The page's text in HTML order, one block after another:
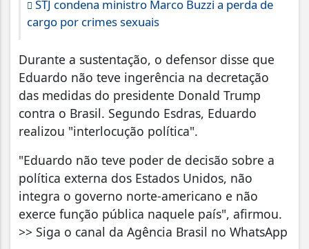
STJ condena ministro Marco Buzzi a perda de
cargo por crimes sexuais
Durante a sustentação, o defensor disse que
Eduardo não teve ingerência na decretação
das medidas do presidente Donald Trump
contra o Brasil. Segundo Esdras, Eduardo
realizou "interlocução política".
"Eduardo não teve poder de decisão sobre a
política externa dos Estados Unidos, não
integra o governo norte-americano e não
exerce função pública naquele país", afirmou.
>> Siga o canal da Agência Brasil no WhatsApp